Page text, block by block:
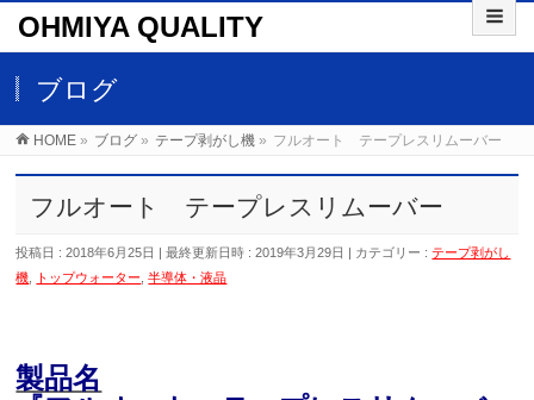
OHMIYA QUALITY
ブログ
HOME » ブログ » テープ剥がし機 » フルオート テープレスリムーバー
フルオート テープレスリムーバー
投稿日 : 2018年6月25日 最終更新日時 : 2019年3月29日 カテゴリー :テープ剥がし
機
トップウォーター ,半導体・液晶
製品名